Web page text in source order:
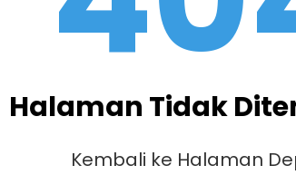
Halaman Tidak
Kembali ke Halaman